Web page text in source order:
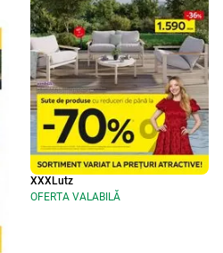
XXXLutz
OFERTA VALABILĂ